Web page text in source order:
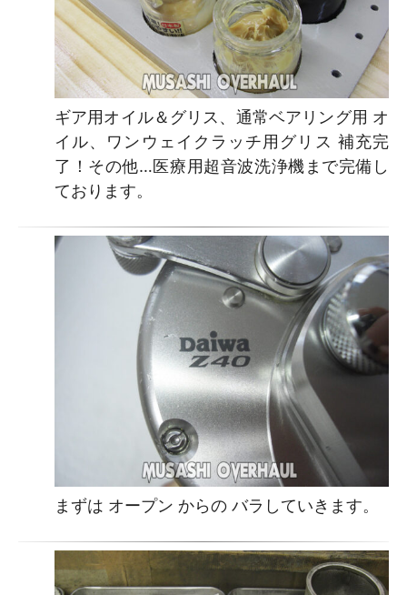
ギア用オイル＆グリス、通常ベアリング用 オ
イル、ワンウェイクラッチ用グリス 補充完
了！その他…医療用超音波洗浄機まで完備し
ております。
まずは オープン からの バラしていきます。